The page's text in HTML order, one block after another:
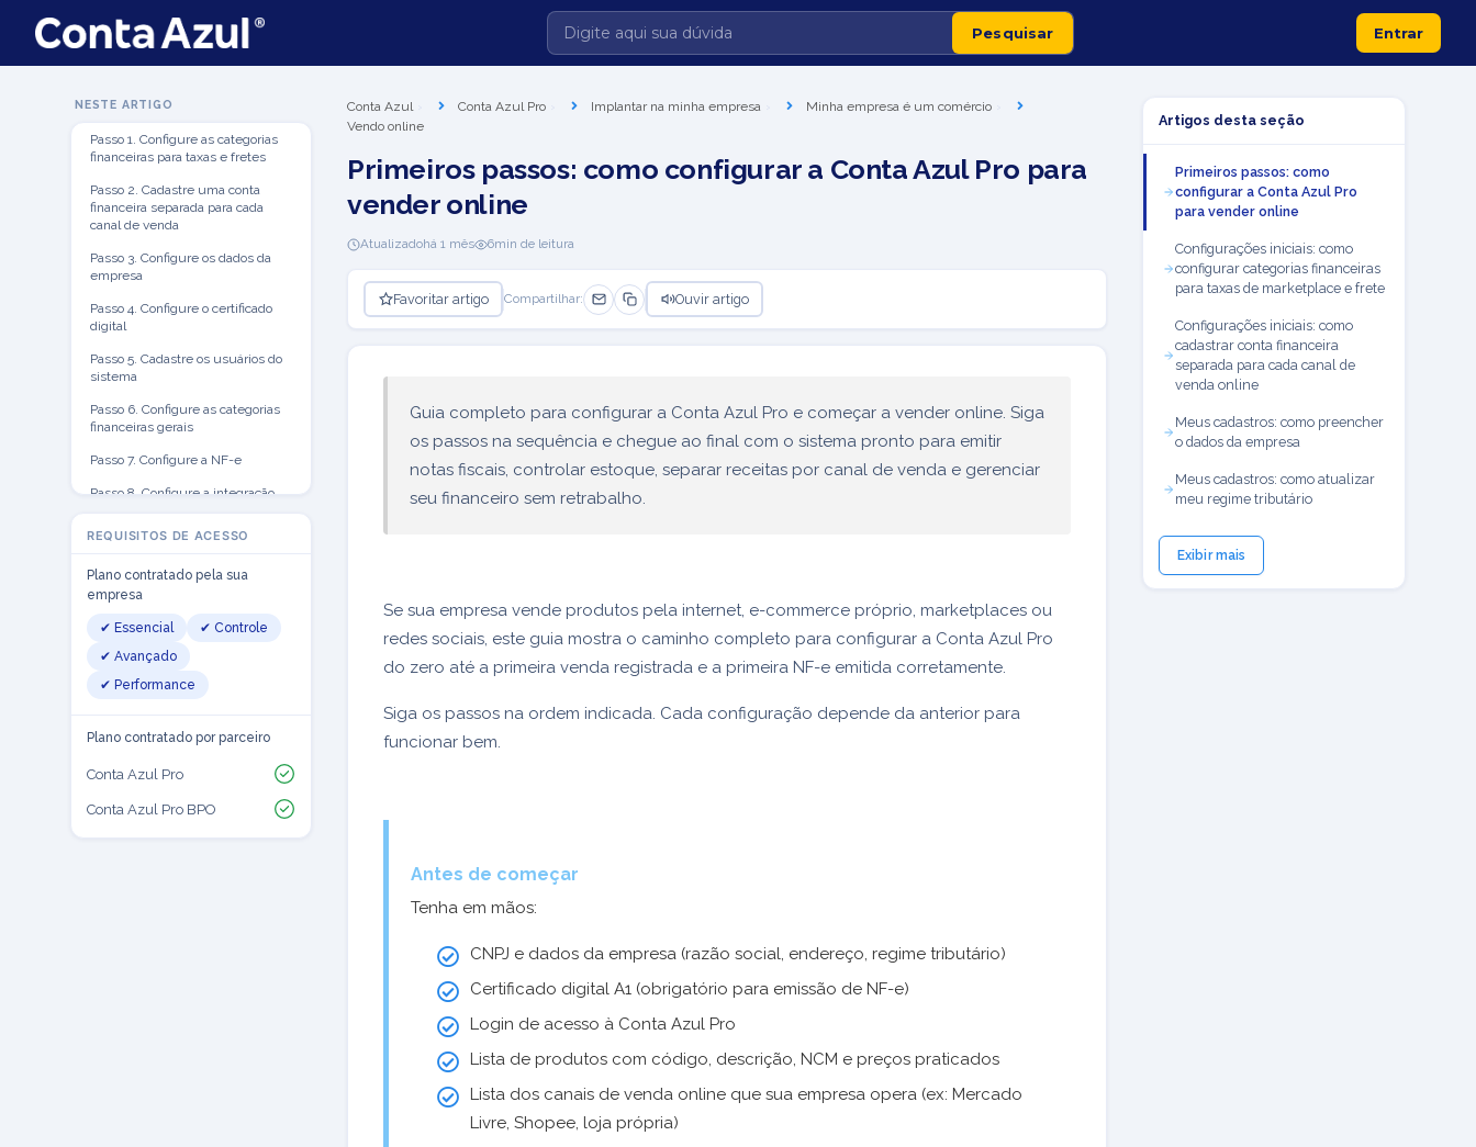
Entrar
NESTE ARTIGO
Passo 1. Configure as categorias
financeiras para taxas e fretes
Passo 2. Cadastre uma conta
financeira separada para cada
canal de venda
Passo 3. Configure os dados da
empresa
Passo 4. Configure o certificado
digital
Passo 5. Cadastre os usuários do
sistema
Passo 6. Configure as categorias
financeiras gerais
Passo 7. Configure a NF-e
Passo 8. Configure a integração
Passo 9. Cadastre produtos,
transportadoras
financeiras
Passo 11. Importe seus dados
históricos
tabela de preços
venda e emita a nota
Artigos relacionados
REQUISITOS DE ACESSO
Plano contratado pela sua
empresa
✔ Essencial
✔ Controle
✔ Avançado
✔ Performance
Plano contratado por parceiro
Conta Azul Pro
Conta Azul Pro BPO
Conta Azul Conta Azul Pro Implantar na minha empresa
Minha empresa é um comércio
Vendo online
Primeiros passos: como configurar a Conta Azul Pro para
vender online
Atualizadohá 1 mês 6min de leitura
Favoritar artigo Compartilhar: Ouvir artigo
Guia completo para configurar a Conta Azul Pro e começar a vender online. Siga
os passos na sequência e chegue ao final com o sistema pronto para emitir
notas fiscais, controlar estoque, separar receitas por canal de venda e gerenciar
seu financeiro sem retrabalho.
Se sua empresa vende produtos pela internet, e-commerce próprio, marketplaces ou
redes sociais, este guia mostra o caminho completo para configurar a Conta Azul Pro
do zero até a primeira venda registrada e a primeira NF-e emitida corretamente.
Siga os passos na ordem indicada. Cada configuração depende da anterior para
funcionar bem.
Antes de começar
Tenha em mãos:
CNPJ e dados da empresa (razão social, endereço, regime tributário)
Certificado digital A1 (obrigatório para emissão de NF-e)
Login de acesso à Conta Azul Pro
Lista de produtos com código, descrição, NCM e preços praticados
Lista dos canais de venda online que sua empresa opera (ex: Mercado
Livre, Shopee, loja própria)
Artigos desta seção
Primeiros passos: como
configurar a Conta Azul Pro
para vender online
Configurações iniciais: como
configurar categorias financeiras
para taxas de marketplace e frete
Configurações iniciais: como
cadastrar conta financeira
separada para cada canal de
venda online
Meus cadastros: como preencher
o dados da empresa
Meus cadastros: como atualizar
meu regime tributário
Exibir mais